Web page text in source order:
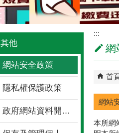
其他
網站安全政策
隱私權保護政策
政府網站資料開放宣告
:::
網
首
網站
本所網